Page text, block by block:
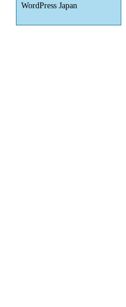
WordPress Japan